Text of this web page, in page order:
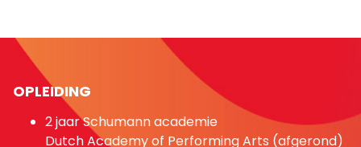
OPLEIDING
2 jaar Schumann academie
Dutch Academy of Performing Arts (afgerond)